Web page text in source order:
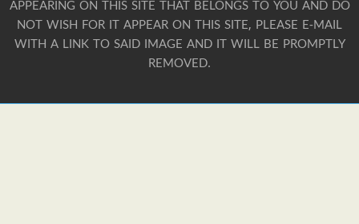
APPEARING ON THIS SITE THAT BELONGS TO YOU AND DO
NOT WISH FOR IT APPEAR ON THIS SITE, PLEASE E-MAIL
WITH A LINK TO SAID IMAGE AND IT WILL BE PROMPTLY
REMOVED.